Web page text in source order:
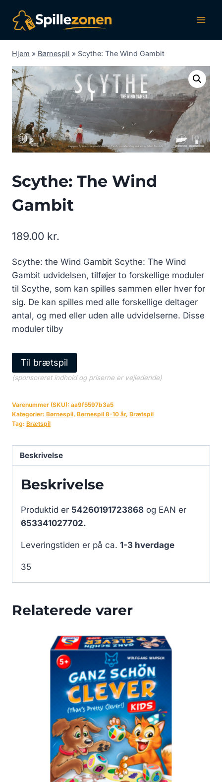
indhold
Hjem » Børnespil » Scythe: The Wind Gambit
Scythe: The Wind
Gambit
189.00 kr.
Scythe: the Wind Gambit Scythe: The Wind
Gambit udvidelsen, tilføjer to forskellige moduler
til Scythe, som kan spilles sammen eller hver for
sig. De kan spilles med alle forskellige deltager
antal, og med eller uden alle udvidelserne. Disse
moduler tilby
Til brætspil
(sponsoreret indhold og priserne er vejledende)
Varenummer (SKU): aa9f5597b3a5
Kategorier: Børnespil, Børnespil 8-10 år, Brætspil
Tag: Brætspil
Beskrivelse
Beskrivelse
Produktid er 54260191723868 og EAN er
653341027702.
Leveringstiden er på ca. 1-3 hverdage
35
Relaterede varer